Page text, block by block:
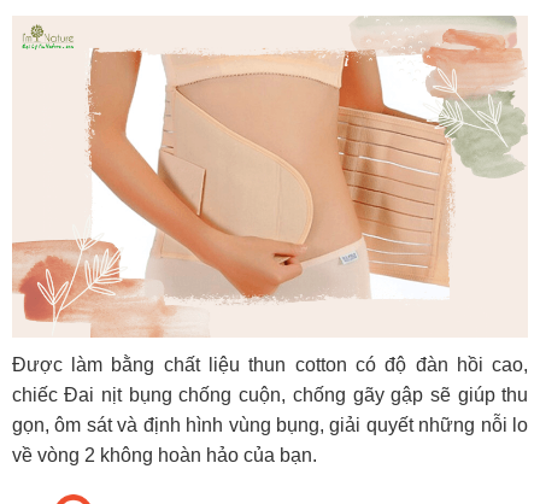
Được làm bằng chất liệu thun cotton có độ đàn hồi cao,
chiếc Đai nịt bụng chống cuộn, chống gãy gập sẽ giúp thu
gọn, ôm sát và định hình vùng bụng, giải quyết những nỗi lo
về vòng 2 không hoàn hảo của bạn.